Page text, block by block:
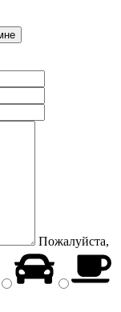
Пожалуйста,